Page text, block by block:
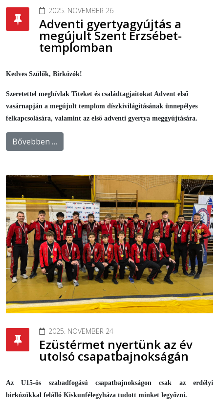
2025. NOVEMBER 26
Adventi gyertyagyújtás a
megújult Szent Erzsébet-
templomban
Kedves Szülők, Birkózók!
Szeretettel meghívlak Titeket és családtagjaitokat Advent első
vasárnapján a megújult templom díszkivilágításának ünnepélyes
felkapcsolására, valamint az első adventi gyertya meggyújtására.
Bővebben …
2025. NOVEMBER 24
Ezüstérmet nyertünk az év
utolsó csapatbajnokságán
Az U15-ös szabadfogású csapatbajnokságon csak az erdélyi
birkózókkal felálló Kiskunfélegyháza tudott minket legyőzni.